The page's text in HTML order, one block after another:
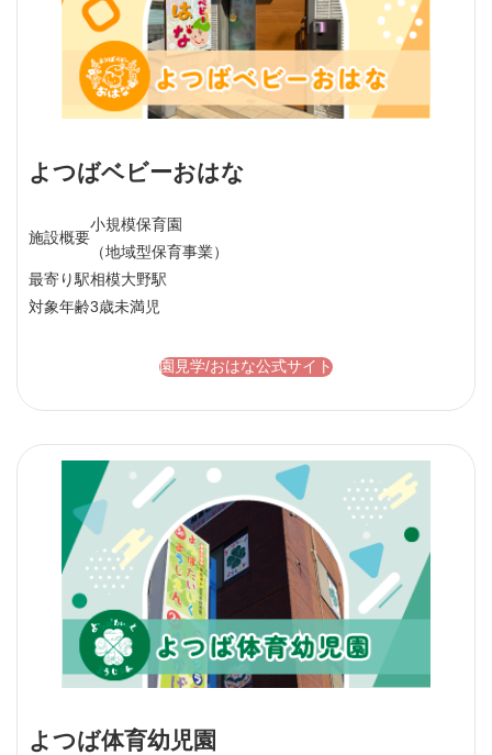
よつばベビーおはな
施設概要
小規模保育園
（地域型保育事業）
最寄り駅相模大野駅
対象年齢3歳未満児
園見学/おはな公式サイト
よつば体育幼児園